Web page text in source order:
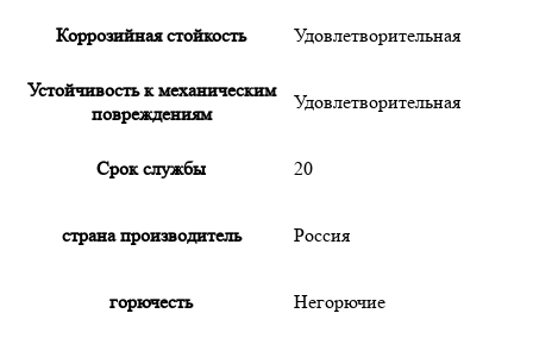
Коррозийная стойкость Удовлетворительная
Устойчивость к механическим
повреждениям
Удовлетворительная
Срок службы 20
страна производитель Россия
горючесть Негорючие